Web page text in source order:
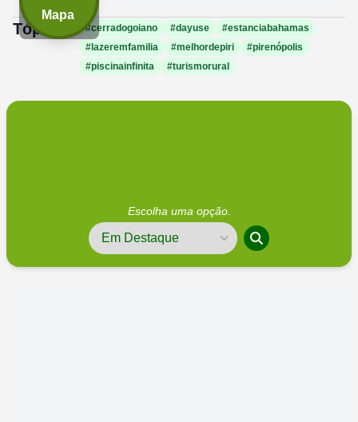
Mapa
Tópicos: #cerradogoiano #dayuse
#estanciabahamas
#lazeremfamilia
#melhordepiri
#pirenópolis
#piscinainfinita
#turismorural
Escolha uma opção.